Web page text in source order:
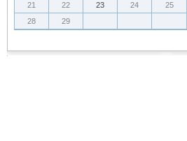
21
22 23 24 25
28
29